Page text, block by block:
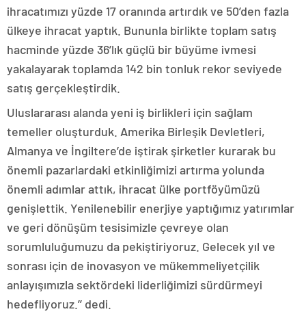
ihracatımızı yüzde 17 oranında artırdık ve 50’den fazla
ülkeye ihracat yaptık. Bununla birlikte toplam satış
hacminde yüzde 36’lık güçlü bir büyüme ivmesi
yakalayarak toplamda 142 bin tonluk rekor seviyede
satış gerçekleştirdik.
Uluslararası alanda yeni iş birlikleri için sağlam
temeller oluşturduk. Amerika Birleşik Devletleri,
Almanya ve İngiltere’de iştirak şirketler kurarak bu
önemli pazarlardaki etkinliğimizi artırma yolunda
önemli adımlar attık, ihracat ülke portföyümüzü
genişlettik. Yenilenebilir enerjiye yaptığımız yatırımlar
ve geri dönüşüm tesisimizle çevreye olan
sorumluluğumuzu da pekiştiriyoruz. Gelecek yıl ve
sonrası için de inovasyon ve mükemmeliyetçilik
anlayışımızla sektördeki liderliğimizi sürdürmeyi
hedefliyoruz.’’ dedi.